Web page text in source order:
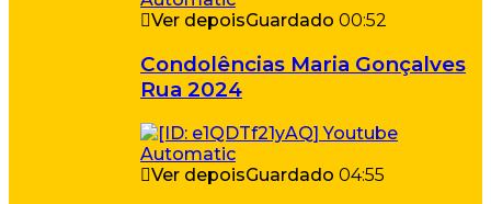
Ver depoisGuardado 00:52
Condolências Maria Gonçalves
Rua 2024
Ver depoisGuardado 04:55